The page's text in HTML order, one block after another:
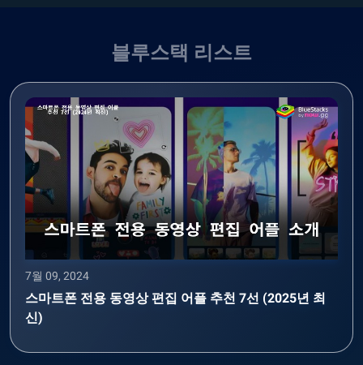
블루스택 리스트
7월 09, 2024
스마트폰 전용 동영상 편집 어플 추천 7선 (2025년 최
신)